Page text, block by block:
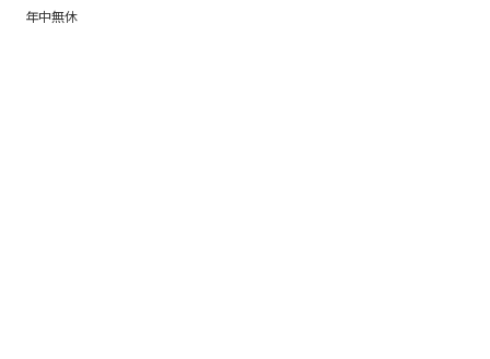
年中無休